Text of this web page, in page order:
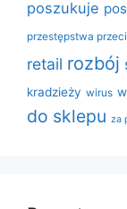
poszukuje
przestępstwa
retail rozbój
kradzieży wirus
do sklepu za